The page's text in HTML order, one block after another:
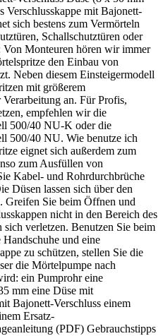
Verschlusskappe mit Bajonett-
sich bestens zum Vermörteln
Schallschutztüren oder
Von Monteuren hören wir immer
den Einbau von
Neben diesem Einsteigermodell
mit größerem
Verarbeitung an. Für Profis,
empfehlen wir die
500/40 NU-K oder die
500/40 NU. Wie benutze ich
eignet sich außerdem zum
zum Ausfüllen von
Kabel- und Rohrdurchbrüche
Düsen lassen sich über den
Greifen Sie beim Öffnen und
nicht in den Bereich des
verletzen. Benutzen Sie beim
und eine
zu schützen, stellen Sie die
die Mörtelpumpe nach
ein Pumprohr eine
mm eine Düse mit
Bajonett-Verschluss einem
Ersatz-
(PDF) Gebrauchstipps